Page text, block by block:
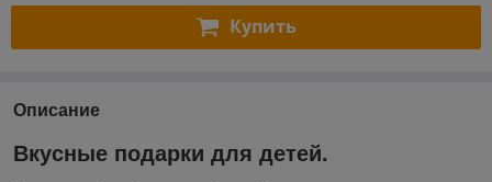
Купить
Описание
Вкусные подарки для детей.